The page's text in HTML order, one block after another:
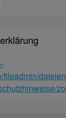
fileadmin/